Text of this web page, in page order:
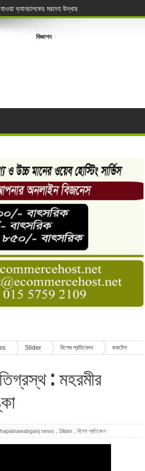
ভ্যানচালকের মরদেহ উদ্ধার
চিকিৎসাসেবা হবে আরও সহজ ও আধুনিক
বিজয়ী
বেসিক কোর্স
সুমন
বিজ্ঞাপন
Slider বিশেষ প্রতিবেদন
ককটেল
: মহরমীর
news Slider বিশেষ প্রতিবেদন